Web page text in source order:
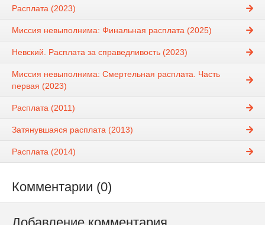
Расплата (2023)
Миссия невыполнима: Финальная расплата (2025)
Невский. Расплата за справедливость (2023)
Миссия невыполнима: Смертельная расплата. Часть
первая (2023)
Расплата (2011)
Затянувшаяся расплата (2013)
Расплата (2014)
Комментарии (0)